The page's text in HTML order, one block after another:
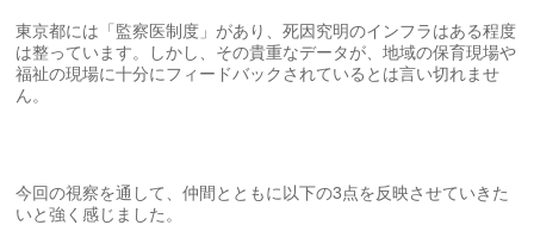
東京都には「監察医制度」があり、死因究明のインフラはある程度
は整っています。しかし、その貴重なデータが、地域の保育現場や
福祉の現場に十分にフィードバックされているとは言い切れませ
ん。
今回の視察を通して、仲間とともに以下の3点を反映させていきた
いと強く感じました。